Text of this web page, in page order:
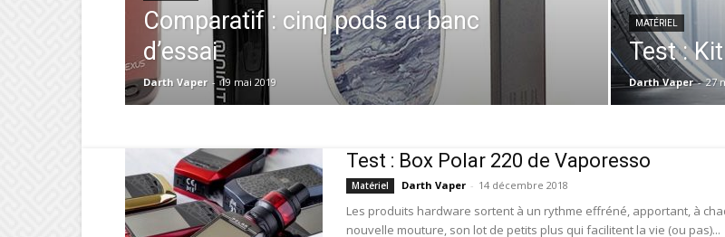
Comparatif : cinq pods au banc
d’essai
Darth Vaper - 19 mai 2019
MATÉRIEL
Test :
Darth Vaper - 27
Test : Box Polar 220 de Vaporesso
Matériel Darth Vaper - 14 décembre 2018
Les produits hardware sortent à un rythme effréné, apportant, à
nouvelle mouture, son lot de petits plus qui facilitent la vie (ou pas)...